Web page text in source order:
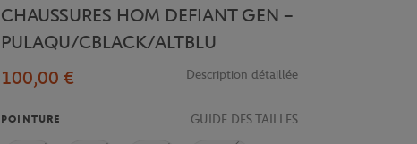
CHAUSSURES HOM DEFIANT GEN –
PULAQU/CBLACK/ALTBLU
100,00 €
Description détaillée
POINTURE GUIDE DES TAILLES